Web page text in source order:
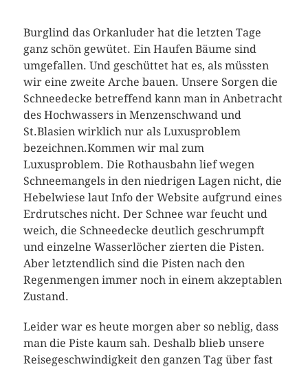
Burglind das Orkanluder hat die letzten Tage
ganz schön gewütet. Ein Haufen Bäume sind
umgefallen. Und geschüttet hat es, als müssten
wir eine zweite Arche bauen. Unsere Sorgen die
Schneedecke betreffend kann man in Anbetracht
des Hochwassers in Menzenschwand und
St.Blasien wirklich nur als Luxusproblem
bezeichnen.Kommen wir mal zum
Luxusproblem. Die Rothausbahn lief wegen
Schneemangels in den niedrigen Lagen nicht, die
Hebelwiese laut Info der Website aufgrund eines
Erdrutsches nicht. Der Schnee war feucht und
weich, die Schneedecke deutlich geschrumpft
und einzelne Wasserlöcher zierten die Pisten.
Aber letztendlich sind die Pisten nach den
Regenmengen immer noch in einem akzeptablen
Zustand.
Leider war es heute morgen aber so neblig, dass
man die Piste kaum sah. Deshalb blieb unsere
Reisegeschwindigkeit den ganzen Tag über fast